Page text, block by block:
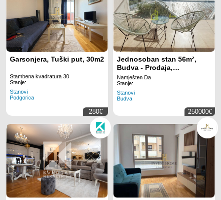
Garsonjera, Tuški put, 30m2
Stambena kvadratura 30
Stanje:
Stanovi
Podgorica
280€
Jednosoban stan 56m²,
Budva - Prodaja,
Namješten, Klimatizovan
Namješten Da
Stanje:
Stanovi
Budva
250000€